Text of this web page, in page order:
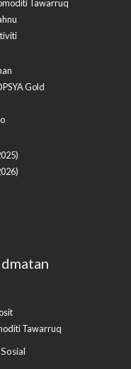
Tawarruq
Gold
Tawarruq​